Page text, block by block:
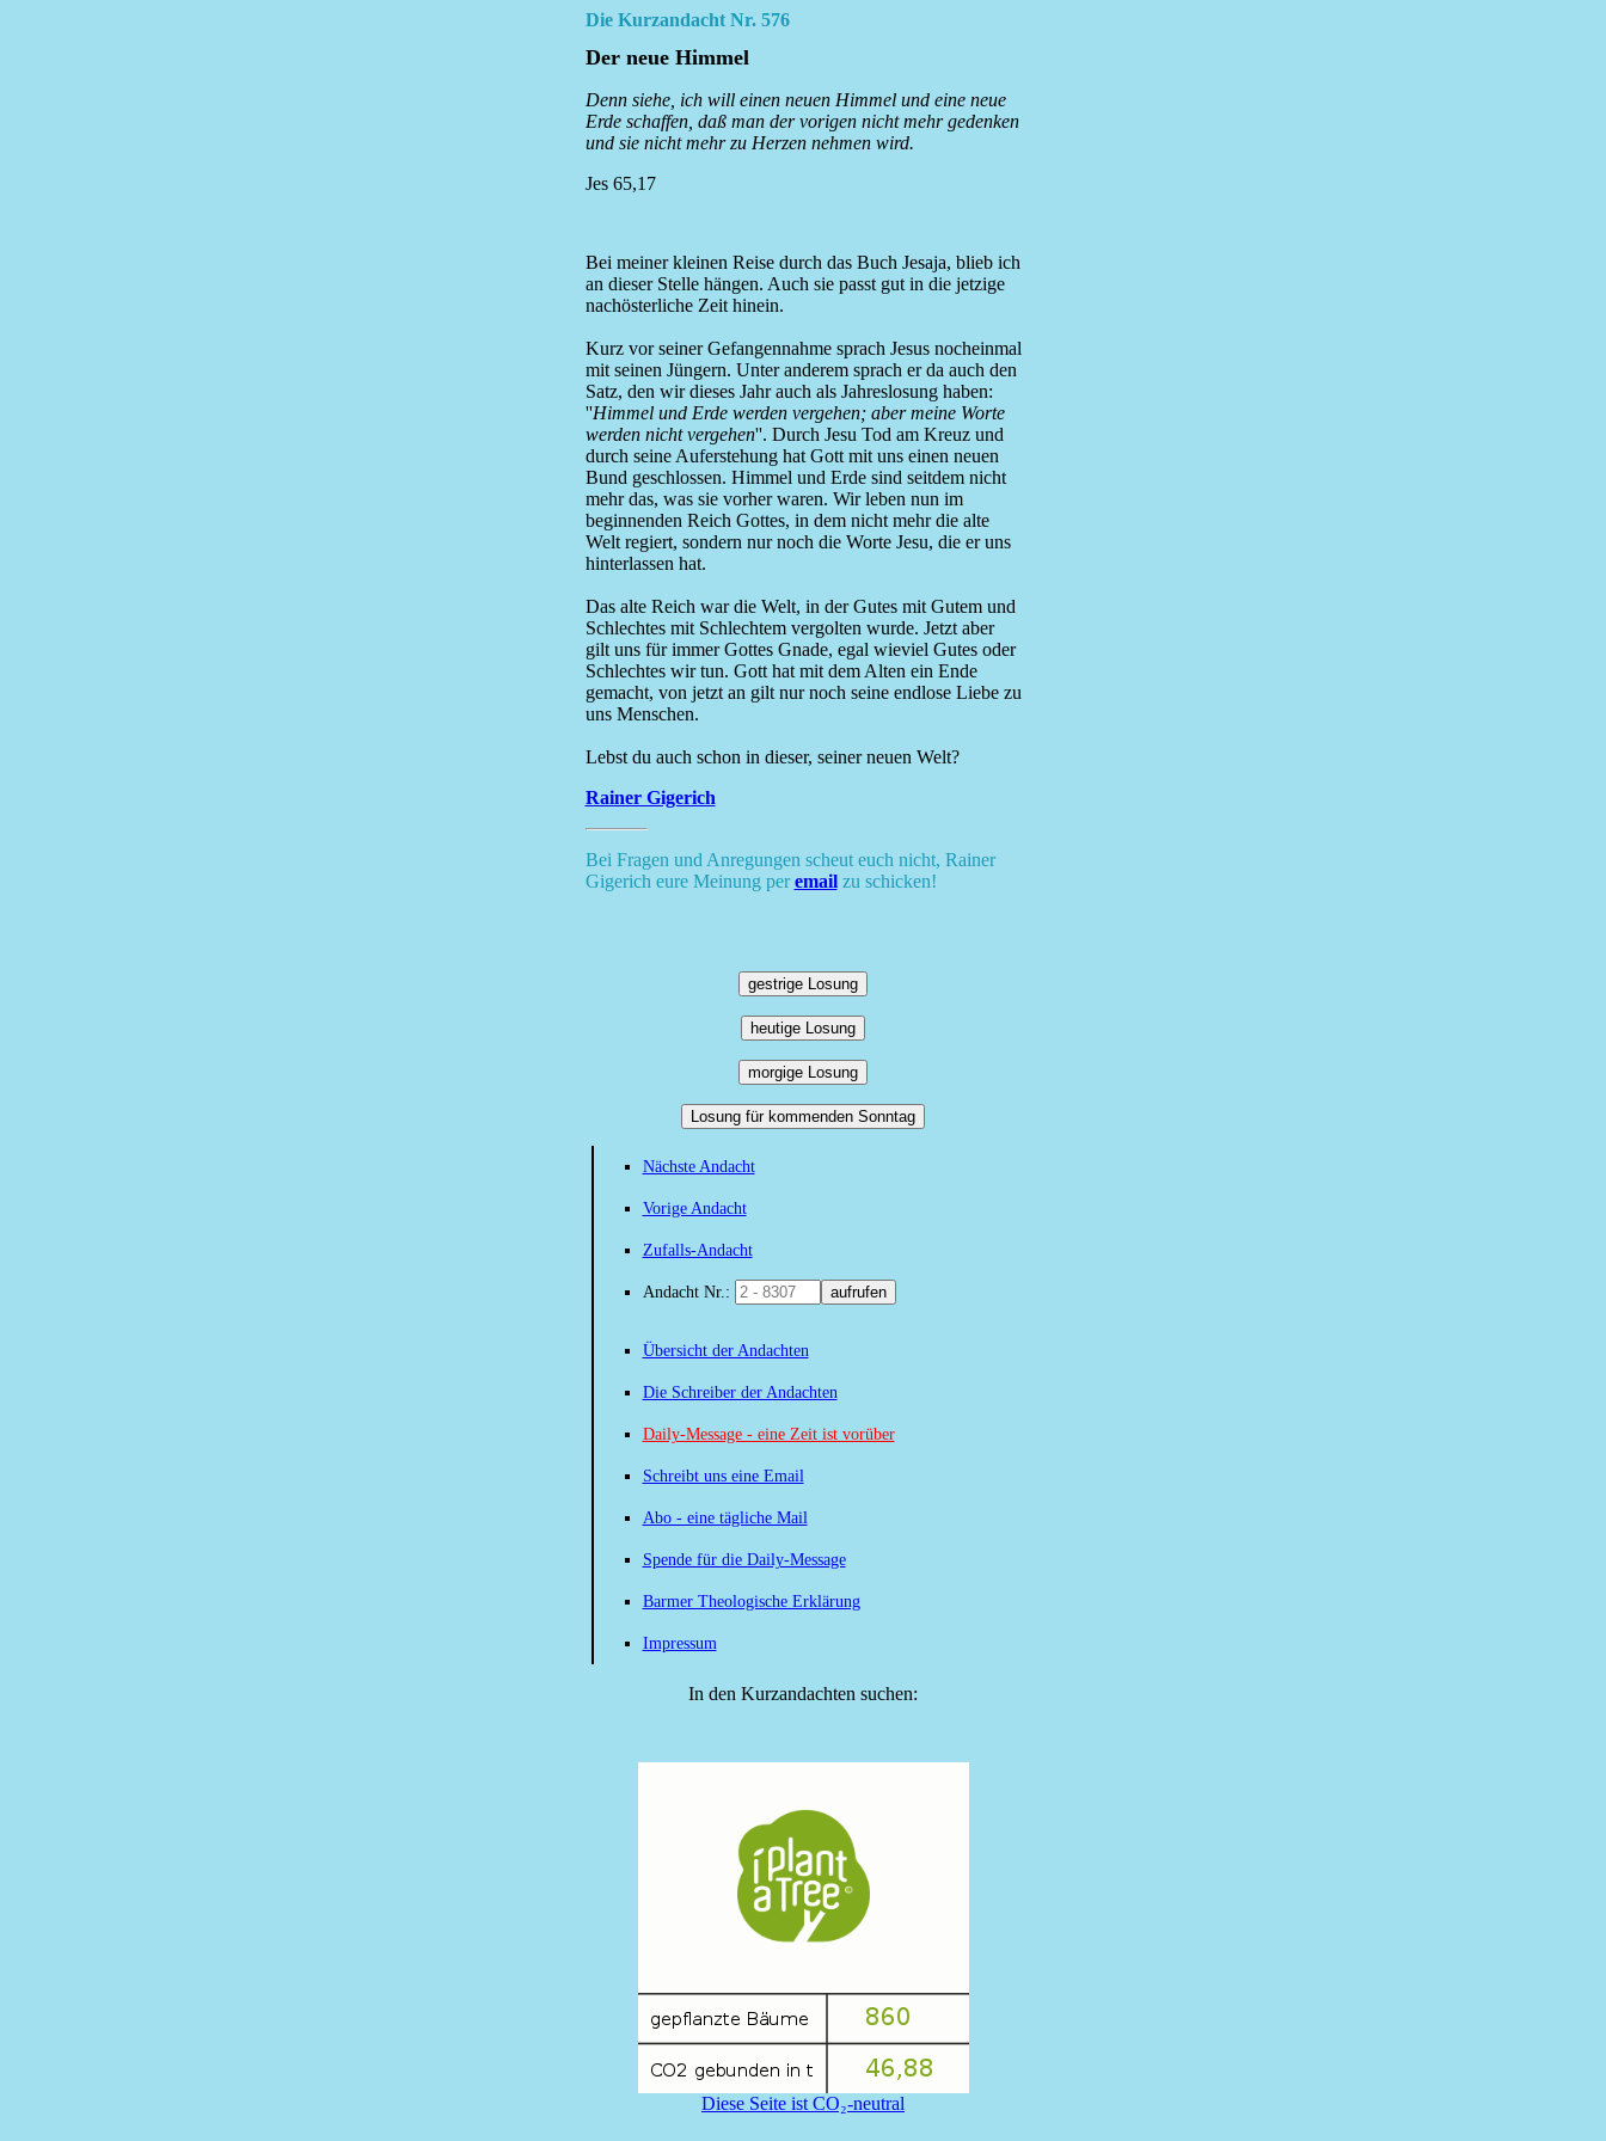
Die Kurzandacht Nr. 576
Der neue Himmel
Denn siehe, ich will einen neuen Himmel und eine neue
Erde schaffen, daß man der vorigen nicht mehr gedenken
und sie nicht mehr zu Herzen nehmen wird.
Jes 65,17
Bei meiner kleinen Reise durch das Buch Jesaja, blieb ich
an dieser Stelle hängen. Auch sie passt gut in die jetzige
nachösterliche Zeit hinein.
Kurz vor seiner Gefangennahme sprach Jesus nocheinmal
mit seinen Jüngern. Unter anderem sprach er da auch den
Satz, den wir dieses Jahr auch als Jahreslosung haben:
''Himmel und Erde werden vergehen; aber meine Worte
werden nicht vergehen''. Durch Jesu Tod am Kreuz und
durch seine Auferstehung hat Gott mit uns einen neuen
Bund geschlossen. Himmel und Erde sind seitdem nicht
mehr das, was sie vorher waren. Wir leben nun im
beginnenden Reich Gottes, in dem nicht mehr die alte
Welt regiert, sondern nur noch die Worte Jesu, die er uns
hinterlassen hat.
Das alte Reich war die Welt, in der Gutes mit Gutem und
Schlechtes mit Schlechtem vergolten wurde. Jetzt aber
gilt uns für immer Gottes Gnade, egal wieviel Gutes oder
Schlechtes wir tun. Gott hat mit dem Alten ein Ende
gemacht, von jetzt an gilt nur noch seine endlose Liebe zu
uns Menschen.
Lebst du auch schon in dieser, seiner neuen Welt?
Rainer Gigerich
Bei Fragen und Anregungen scheut euch nicht, Rainer
Gigerich eure Meinung peremailzu schicken!
gestrige Losung
heutige Losung
morgige Losung
Losung für kommenden Sonntag
Nächste Andacht
Vorige Andacht
Zufalls-Andacht
Andacht Nr.: aufrufen
Übersicht der Andachten
Die Schreiber der Andachten
Daily-Message - eine Zeit ist vorüber
Schreibt uns eine Email
Abo - eine tägliche Mail
Spende für die Daily-Message
Barmer Theologische Erklärung
Impressum
In den Kurzandachten suchen:
Diese Seite ist CO₂-neutral